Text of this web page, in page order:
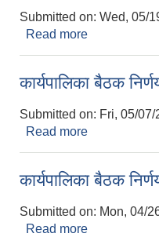
Submitted on: Wed, 05/
Read more
कार्यपालिका बैठक
Submitted on: Fri, 05/07/
Read more
कार्यपालिका बैठक
Submitted on: Mon, 04/
Read more